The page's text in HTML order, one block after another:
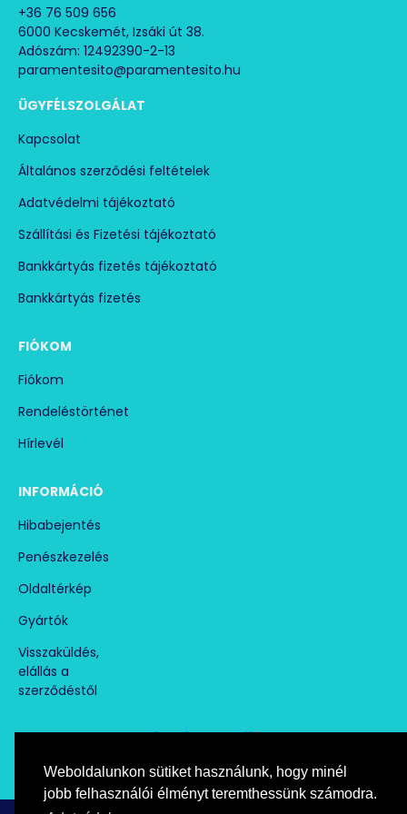
Weboldalunkon sütiket használunk, hogy minél
jobb felhasználói élményt teremthessünk számodra.
Névleges áramfogyasztás: 10,45 A
Zajszint dB (A): 67
Méret: 550x640x1085 mm
Súly: 66 kg
+36 76 509 656
6000 Kecskemét, Izsáki út 38.
Adószám: 12492390-2-13
paramentesito@paramentesito.hu
ÜGYFÉLSZOLGÁLAT
Kapcsolat
Általános szerződési feltételek
Adatvédelmi tájékoztató
Szállítási és Fizetési tájékoztató
Bankkártyás fizetés tájékoztató
Bankkártyás fizetés
FIÓKOM
Fiókom
Rendeléstörténet
Hírlevél
INFORMÁCIÓ
Hibabejentés
Penészkezelés
Oldaltérkép
Gyártók
Visszaküldés,
elállás a
szerződéstől
Árukereső.hu
marketplace partner